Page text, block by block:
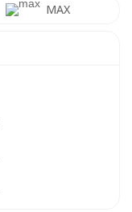
MAX